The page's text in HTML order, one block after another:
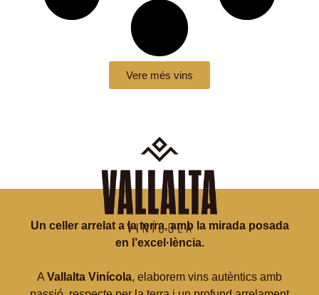
Vere més vins
Un celler arrelat a la terra, amb la mirada posada
en l’excel·lència.
A Vallalta Vinícola, elaborem vins autèntics amb